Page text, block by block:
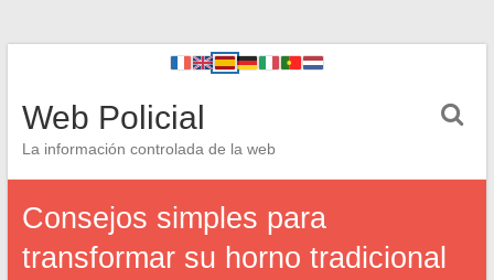
Web Policial
La información controlada de la web
Consejos simples para
transformar su horno tradicional